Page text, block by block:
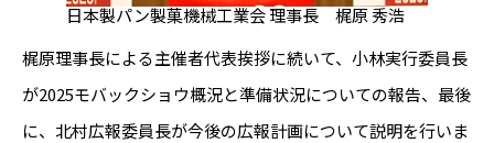
日本製パン製菓機械工業会 理事長 梶原 秀浩
梶原理事長による主催者代表挨拶に続いて、小林実行委員長
が2025モバックショウ概況と準備状況についての報告、最後
に、北村広報委員長が今後の広報計画について説明を行いま